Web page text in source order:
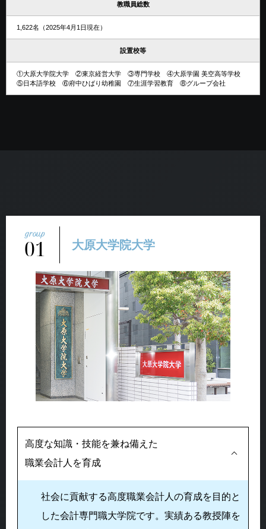
教職員総数
1,622名（2025年4月1日現在）
設置校等
①大原大学院大学 ②東京経営大学 ③専門学校 ④大原学園 美空高等学校
⑤日本語学校 ⑥府中ひばり幼稚園 ⑦生涯学習教育 ⑧グループ会社
01 大原大学院大学
高度な知識・技能を兼ね備えた
職業会計人を育成
社会に貢献する高度職業会計人の育成を目的と
した会計専門職大学院です。実績ある教授陣を